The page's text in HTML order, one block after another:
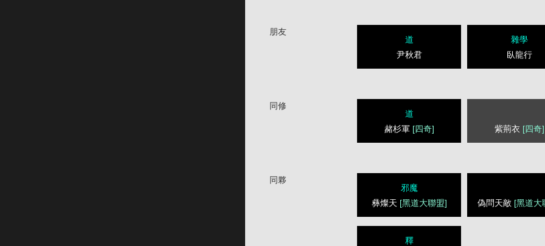
朋友
道
尹秋君
雜學
臥龍行
同修
道
赭杉軍 [四奇] 紫荊衣 [四奇]
同夥
邪魔
彝燦天 [黑道大聯盟] 偽問天敵 [黑道大
釋